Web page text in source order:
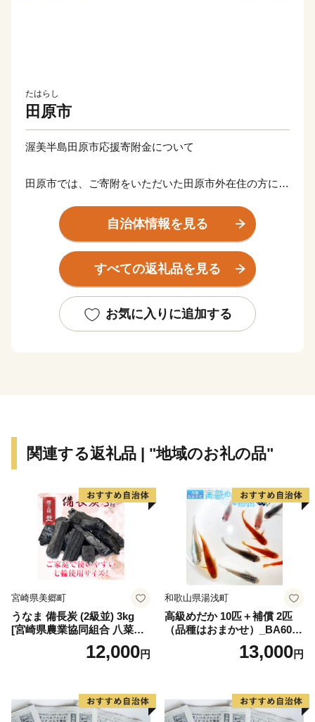
たはらし
田原市
渥美半島田原市応援寄附金について
田原市では、ご寄附をいただいた田原市外在住の方に、
の返礼品をお贈りいたします。
【ご注意】
【重要】ご依頼をいただき出荷準備が開始された後のお
「発送完了メール」に記載されたお荷物番号をもとに、
直接配送業者にお問い合わせください。
・返礼品の写真はイメージです。
※1月1日～10日は指定日配送をお受けできません。ご
了承ください。※
※指定日配送を受付していない返礼品は、備考欄等にご
記入いただいた場合でもお受けすることが出来かねま
す。ご注意ください※
田原市は愛知県南部の渥美半島に位置し、ほぼ半島全
域を市域としています。美しい海と緑豊かな自然に恵ま
条件から農業が盛んで、温室メロン、トマト、花きなど
トコーン、スイカなどの露地栽培、さらに乳牛、肉牛、
養豚などの畜産もあり全国有数の農業地帯として全国の
自治体情報を見る
すべての返礼品を見る
お気に入りに追加する
関連する返礼品 | "地域のお礼の品"
宮崎県美郷町
うなま 備長炭 (2級並) 3kg
[宮崎県農業協同組合 八菜館
ひゅうが店 宮崎県 美郷町 31
ap0012] BBQ 七輪 焼肉 高火
ュー 宮崎県 産 送料無料
12,000円
和歌山県湯浅町
高級めだか 10匹＋補償 2匹
（品種はおまかせ）_BA6001
13,000円